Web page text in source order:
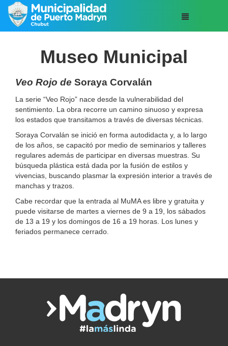
Museo Municipal
Veo Rojo de Soraya Corvalán
La serie “Veo Rojo” nace desde la vulnerabilidad del
sentimiento. La obra recorre un camino sinuoso y expresa
los estados que transitamos a través de diversas técnicas.
Soraya Corvalán se inició en forma autodidacta y, a lo largo
de los años, se capacitó por medio de seminarios y talleres
regulares además de participar en diversas muestras. Su
búsqueda plástica está dada por la fusión de estilos y
vivencias, buscando plasmar la expresión interior a través de
manchas y trazos.
Cabe recordar que la entrada al MuMA es libre y gratuita y
puede visitarse de martes a viernes de 9 a 19, los sábados
de 13 a 19 y los domingos de 16 a 19 horas. Los lunes y
feriados permanece cerrado.